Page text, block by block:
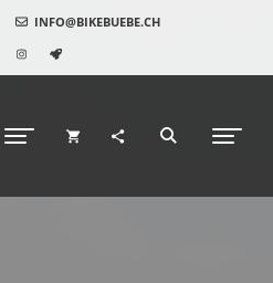
INFO@BIKEBUEBE.CH